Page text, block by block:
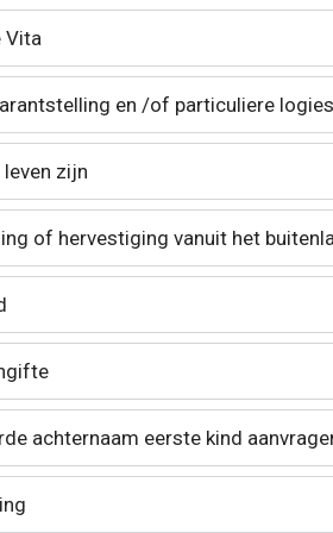
Vita
en /of particuliere
zijn
of hervestiging vanuit het
achternaam eerste kind